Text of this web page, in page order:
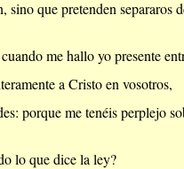
sino que pretenden separaros
me hallo yo presente
a Cristo en vosotros,
porque me tenéis perplejo
lo que dice la ley?